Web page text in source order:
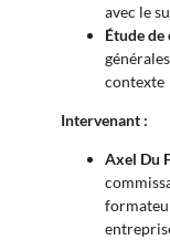
avec le
Étude de
contexte
Intervenant :
Axel Du